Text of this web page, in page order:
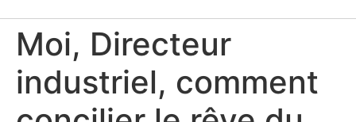
Moi, Directeur
industriel, comment